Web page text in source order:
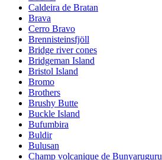
Caldeira de Bratan
Brava
Cerro Bravo
Brennisteinsfjöll
Bridge river cones
Bridgeman Island
Bristol Island
Bromo
Brothers
Brushy Butte
Buckle Island
Bufumbira
Buldir
Bulusan
Champ volcanique de Bunyaruguru